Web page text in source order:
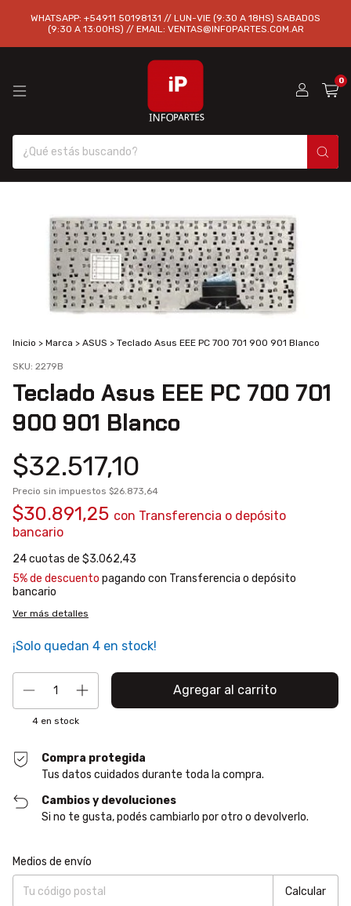
WHATSAPP: +54911 50198131 // LUN-VIE (9:30 A 18HS) SABADOS
(9:30 A 13:00HS) // EMAIL: VENTAS@INFOPARTES.COM.AR
0
Inicio > Marca > ASUS > Teclado Asus EEE PC 700 701 900 901 Blanco
SKU: 2279B
Teclado Asus EEE PC 700 701
900 901 Blanco
$32.517,10
Precio sin impuestos $26.873,64
$30.891,25 con Transferencia o depósito
bancario
24cuotas de $3.062,43
5% de descuento pagando con Transferencia o depósito
bancario
Ver más detalles
¡Solo quedan 4 en stock!
4 en stock
Compra protegida
Tus datos cuidados durante toda la compra.
Cambios y devoluciones
Si no te gusta, podés cambiarlo por otro o devolverlo.
Entregas para el CP:
Medios de envío
Calcular